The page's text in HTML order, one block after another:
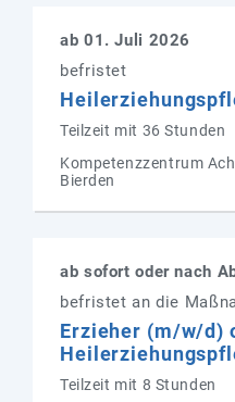
ab 01. Juli 2026
befristet
Teilzeit mit 36 Stunden
Kompetenzzentrum
Bierden
ab sofort oder nach
befristet an die
Erzieher (m/w/d)
Teilzeit mit 8 Stunden